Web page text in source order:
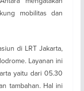
mobilitas dan
di LRT Jakarta,
Layanan ini
yaitu dari 05.30
tambahan. Hal ini